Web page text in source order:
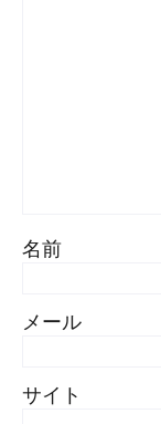
名前
メール
サイト